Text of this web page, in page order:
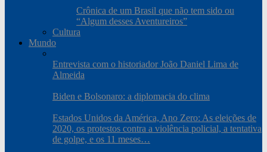
Crônica de um Brasil que não tem sido ou
“Algum desses Aventureiros”
Cultura
Mundo
Entrevista com o historiador João Daniel Lima de
Almeida
Biden e Bolsonaro: a diplomacia do clima
Estados Unidos da América, Ano Zero: As eleições de
2020, os protestos contra a violência policial, a tentativa
de golpe, e os 11 meses…